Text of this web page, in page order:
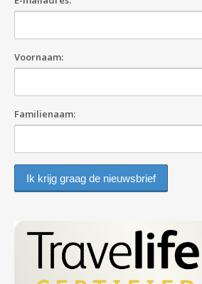
Voornaam:
Familienaam: